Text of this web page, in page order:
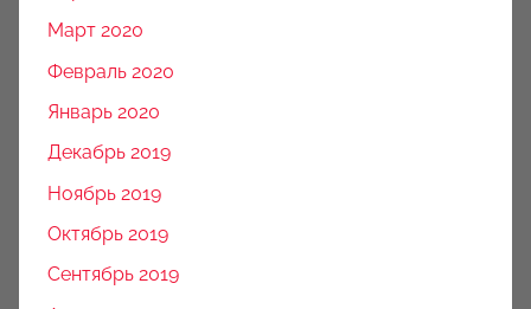
Март 2020
Февраль 2020
Январь 2020
Декабрь 2019
Ноябрь 2019
Октябрь 2019
Сентябрь 2019